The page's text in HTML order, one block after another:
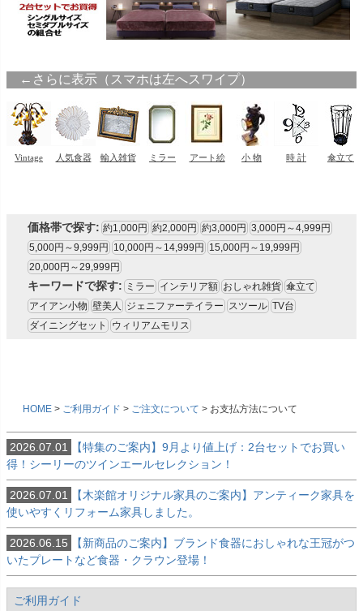
価格帯で探す: 約1,000円 約2,000円 約3,000円 3,000円～4,999円
5,000円～9,999円
10,000円～14,999円
15,000円～19,999円
20,000円～29,999円
キーワードで探す: ミラー インテリア額 おしゃれ雑貨 傘立て
アイアン小物 壁美人 ジェニファーテイラー スツール TV台
ダイニングセット
ウィリアムモリス
HOME ご利用ガイド ご注文について お支払方法について
2026.07.01
【特集のご案内】9月より値上げ：2台セットでお買い
得！シーリーのツインエールセレクション！
2026.07.01
【木楽館オリジナル家具のご案内】アンティーク家具を
使いやすくリフォーム家具しました。
2026.06.15
【新商品のご案内】ブランド食器におしゃれな王冠がつ
いたプレートなど食器・クラウン登場！
ご利用ガイド